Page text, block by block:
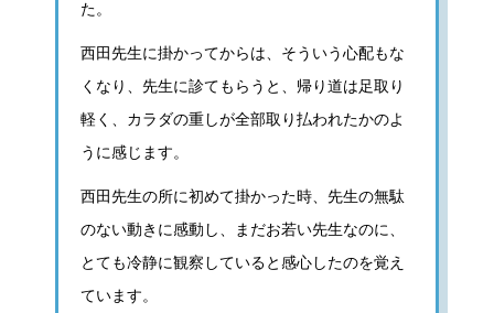
た。
西田先生に掛かってからは、そういう心配もな
くなり、先生に診てもらうと、帰り道は足取り
軽く、カラダの重しが全部取り払われたかのよ
うに感じます。
西田先生の所に初めて掛かった時、先生の無駄
のない動きに感動し、まだお若い先生なのに、
とても冷静に観察していると感心したのを覚え
ています。